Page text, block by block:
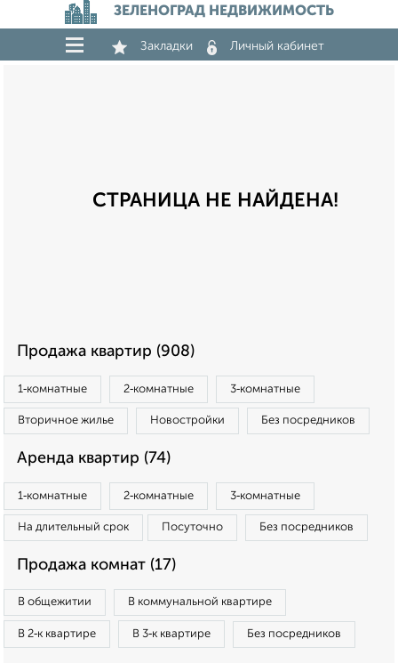
ЗЕЛЕНОГРАД НЕДВИЖИМОСТЬ
Закладки Личный кабинет
СТРАНИЦА НЕ НАЙДЕНА!
Продажа квартир (908)
1‑комнатные 2‑комнатные 3‑комнатные
Вторичное жилье Новостройки Без посредников
Аренда квартир (74)
1‑комнатные 2‑комнатные 3‑комнатные
На длительный срок Посуточно Без посредников
Продажа комнат (17)
В общежитии В коммунальной квартире
В 2‑к квартире В 3‑к квартире Без посредников